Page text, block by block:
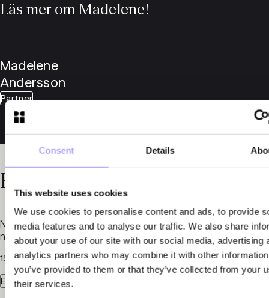
Consent Details
This website uses cookies
We use cookies to personalise content and ads, to provide
media features and to analyse our traffic. We also share
about your use of our site with our social media, advertising
analytics partners who may combine it with other
you’ve provided to them or that they’ve collected from your
their services.
Läs mer om Madelene!
Partner
Madelene
Andersson
Relaterade nyheter
15 oktober 2024
Entreprenad och Infrastruktur
Nya standardavtal för kommersiella entreprenader – här är
några av de största nyheterna